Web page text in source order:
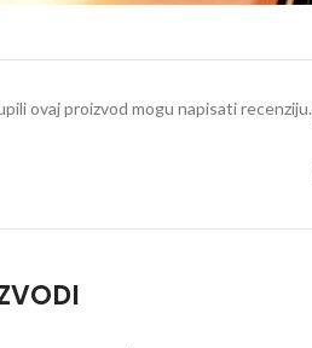
ovaj proizvod mogu napisati recenziju.